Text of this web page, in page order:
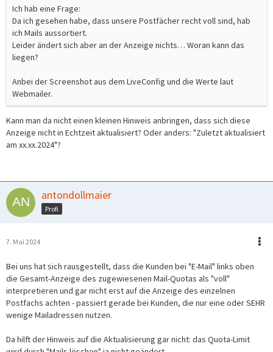
Ich hab eine Frage:
Da ich gesehen habe, dass unsere Postfächer recht voll sind, hab
ich Mails aussortiert.
Leider ändert sich aber an der Anzeige nichts… Woran kann das
liegen?
Anbei der Screenshot aus dem LiveConfig und die Werte laut
Webmailer.
Kann man da nicht einen kleinen Hinweis anbringen, dass sich diese
Anzeige nicht in Echtzeit aktualisiert? Oder anders: "Zuletzt aktualisiert
am xx.xx.2024"?
antondollmaier
Profi
7. Mai 2024
Bei uns hat sich rausgestellt, dass die Kunden bei "E-Mail" links oben
die Gesamt-Anzeige des zugewiesenen Mail-Quotas als "voll"
interpretieren und gar nicht erst auf die Anzeige des einzelnen
Postfachs achten - passiert gerade bei Kunden, die nur eine oder SEHR
wenige Mailadressen nutzen.
Da hilft der Hinweis auf die Aktualisierung gar nicht: das Quota-Limit